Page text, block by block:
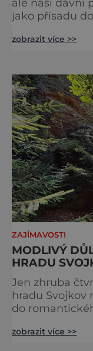
jako přísadu
Keltové a po
Městský vrch
s nedalekým
místech je
zobrazit více >>
ZAJÍMAVOSTI
MODLIVÝ
HRADU
Jen zhruba
hradu Svojkov
do
dlouhé 550
zobrazit více >>